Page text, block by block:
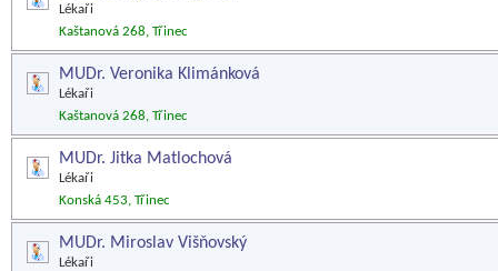
Lékaři
Kaštanová 268, Třinec
MUDr. Veronika Klimánková
Lékaři
Kaštanová 268, Třinec
MUDr. Jitka Matlochová
Lékaři
Konská 453, Třinec
MUDr. Miroslav Višňovský
Lékaři